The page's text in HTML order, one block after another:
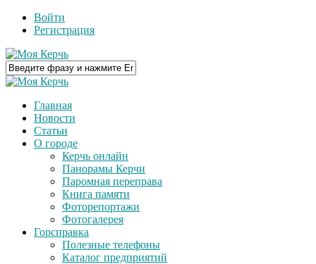
Войти
Регистрация
Главная
Новости
Статьи
О городе
Керчь онлайн
Панорамы Керчи
Паромная переправа
Книга памяти
Фоторепортажи
Фотогалерея
Горсправка
Полезные телефоны
Каталог предприятий